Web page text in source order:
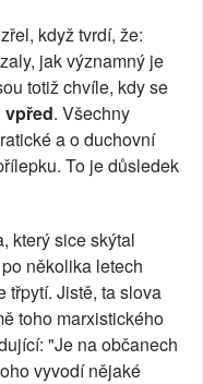
když tvrdí, že:
jak významný je
totiž chvíle, kdy se
vpřed. Všechny
a o duchovní
To je důsledek
který sice skýtal
několika letech
třpytí. Jistě, ta slova
toho marxistického
"Je na občanech
vyvodí nějaké